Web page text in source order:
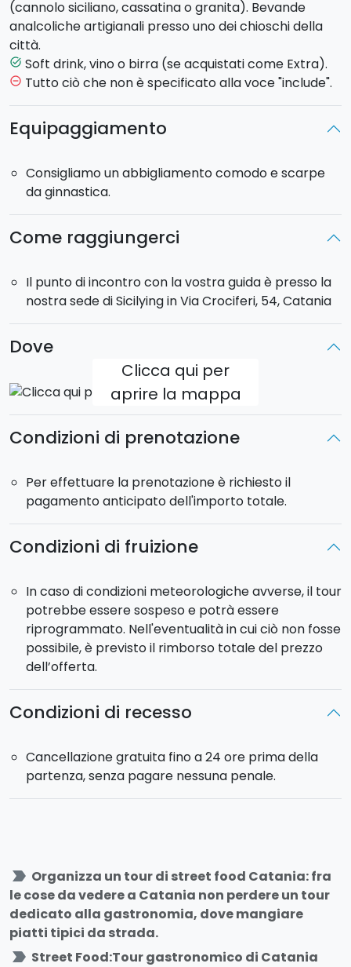
L’incontro con la guida è previsto presso il nostro
ufficio, situato inVia Crociferi, una delle strade più
affascinanti del barocco siciliano. Da lì inizierà la
vostra immersione tra i profumi e i sapori locali.
mercato del pesce, aperto solo la mattina – dove
assaggeretesalumi, formaggi tipici siciliani
tradizionalipolpette di carne di cavallo.Il tour
prosegue versoPiazza Duomo
due tra i luoghi simbolo della città, prima di fare una
sosta rinfrescante con una bevanda tipica,
preparata al momento nei classici chioschi catanesi.
Attraverserete quindi ilmercato "la fiera" per
arrivare nei locali più iconici dello street food
catanese, dove gusterete due specialità imperdibili:
la cipollina
pomodoro, prosciutto e mozzarella, e il
arancino
, croccante fuori e morbido dentro.
Il tour continua lungo Via Etnea, passando perVilla
Belliniel’Anfiteatro Romano di Piazza Stesicoro,
potrete scegliere tra uncannolo di ricotta , una
cassata siciliana, oppure unagranita artigianale
specialità assaggiate e le tappe percorse durante il
esperienza di street food a Catania.
Per chi sceglie iltour serale, alcune tappe cambiano
in base all’orario di apertura dei mercati: la Pescheria
e il mercato saranno sostituiti dalla visita al
lungo il percorso.
aggiungere ilpacchetto bevande , che include
acqua, soft drink e/o una bevanda alcolica.
(cannolo siciliano, cassatina o granita). Bevande
analcoliche artigianali presso uno dei chioschi della
città.
task_alt Soft drink, vino o birra (se acquistati come Extra).
remove_circle_outline Tutto ciò che non è specificato alla voce "include".
Equipaggiamento
Consigliamo un abbigliamento comodo e scarpe
da ginnastica.
Come raggiungerci
Il punto di incontro con la vostra guida è presso la
nostra sede di Sicilying in Via Crociferi, 54, Catania
Dove
Clicca qui per
aprire la mappa
Condizioni di prenotazione
Per effettuare la prenotazione è richiesto il
pagamento anticipato dell'importo totale.
Condizioni di fruizione
In caso di condizioni meteorologiche avverse, il tour
potrebbe essere sospeso e potrà essere
riprogrammato. Nell'eventualità in cui ciò non fosse
possibile, è previsto il rimborso totale del prezzo
dell’offerta.
Condizioni di recesso
Cancellazione gratuita fino a 24 ore prima della
partenza, senza pagare nessuna penale.
label_important Organizza un tour di street food Catania: fra
le cose da vedere a Catania non perdere un tour
dedicato alla gastronomia, dove mangiare
piatti tipici da strada.
label_important Street Food:Tour gastronomico di Catania